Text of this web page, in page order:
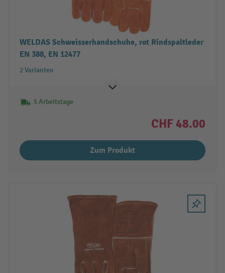
WELDAS Schweisserhandschuhe, rot Rindspaltleder
EN 388, EN 12477
2 Varianten
5 Arbeitstage
CHF 48.00
Zum Produkt